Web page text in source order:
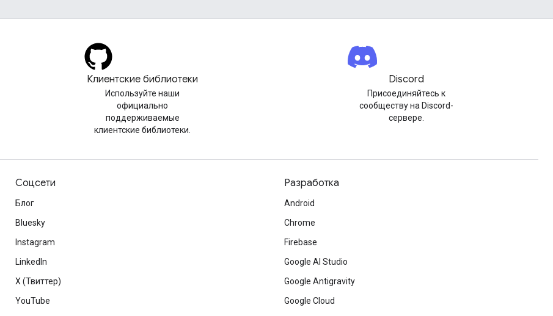
Клиентские библиотеки
Используйте наши
официально
поддерживаемые
клиентские библиотеки.
Discord
Присоединяйтесь к
сообществу на Discord-
сервере.
Соцсети
Блог
Bluesky
Instagram
LinkedIn
X (Твиттер)
YouTube
Разработка
Android
Chrome
Firebase
Google AI Studio
Google Antigravity
Google Cloud